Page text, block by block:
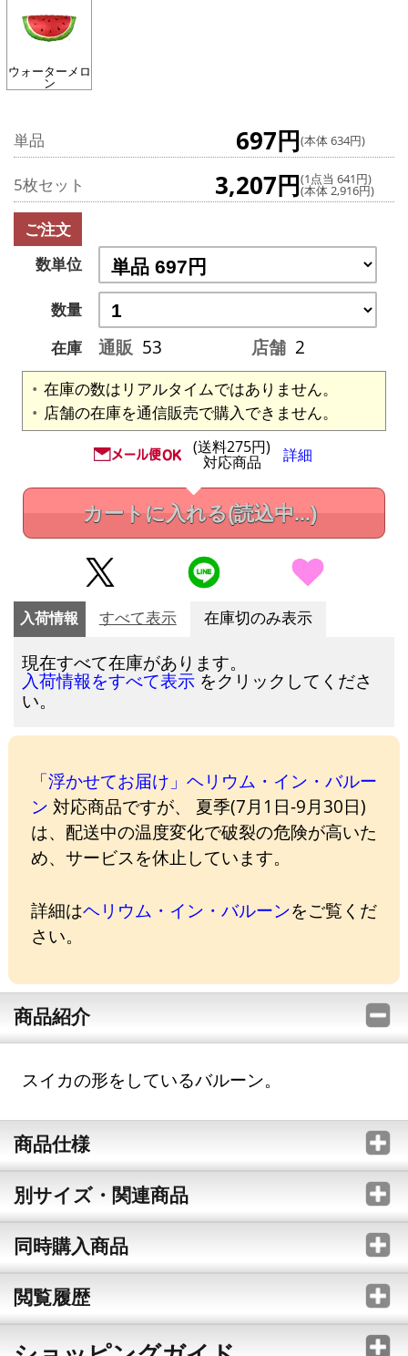
ウォーターメロ
ン
単品 697円(本体 634円)
5枚セット 3,207円(1点当 641円)
(本体 2,916円)
ご注文
数単位
数量
在庫
通販 53 店舗 2
在庫の数はリアルタイムではありません。
店舗の在庫を通信販売で購入できません。
(送料275円)
対応商品 詳細
カートに入れる(読込中...)
入荷情報 すべて表示 在庫切のみ表示
現在すべて在庫があります。
入荷情報をすべて表示 をクリックしてくださ
い。
「浮かせてお届け」ヘリウム・イン・バルー
ン 対応商品ですが、 夏季(7月1日-9月30日)
は、配送中の温度変化で破裂の危険が高いた
め、サービスを休止しています。
詳細はヘリウム・イン・バルーンをご覧くだ
さい。
商品紹介
スイカの形をしているバルーン。
商品仕様
別サイズ・関連商品
同時購入商品
閲覧履歴